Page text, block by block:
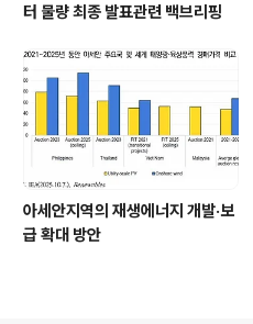
터 물량 최종 발표관련 백브리핑
아세안지역의 재생에너지 개발·보
급 확대 방안